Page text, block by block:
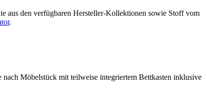
aus den verfügbaren Hersteller-Kollektionen sowie Stoff vom
.
Möbelstück mit teilweise integriertem Bettkasten inklusive